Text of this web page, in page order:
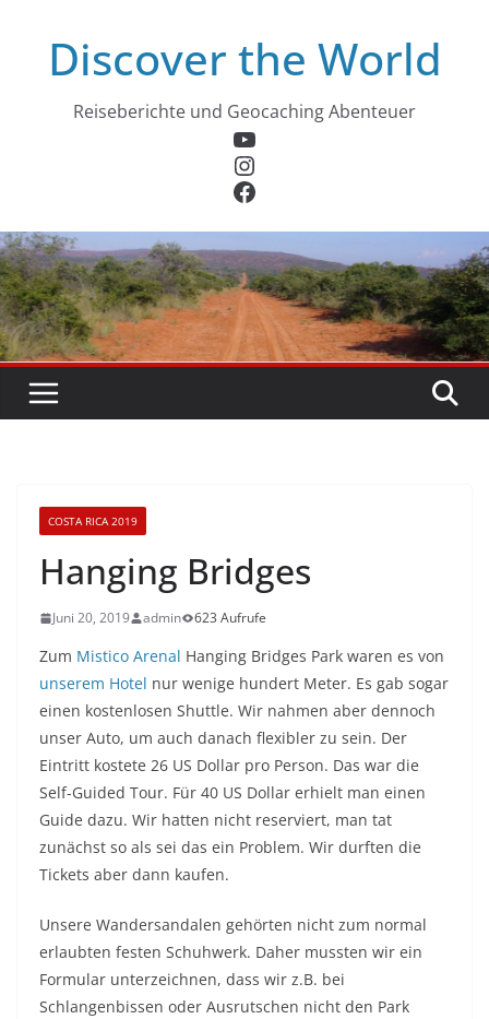
springenDiscover the World
Reiseberichte und Geocaching Abenteuer
YouTube
Instagram
Facebook
COSTA RICA 2019
Hanging Bridges
Juni 20, 2019 admin 623 Aufrufe
Zum Mistico Arenal Hanging Bridges Park waren es von
unserem Hotel nur wenige hundert Meter. Es gab sogar
einen kostenlosen Shuttle. Wir nahmen aber dennoch
unser Auto, um auch danach flexibler zu sein. Der
Eintritt kostete 26 US Dollar pro Person. Das war die
Self-Guided Tour. Für 40 US Dollar erhielt man einen
Guide dazu. Wir hatten nicht reserviert, man tat
zunächst so als sei das ein Problem. Wir durften die
Tickets aber dann kaufen.
Unsere Wandersandalen gehörten nicht zum normal
erlaubten festen Schuhwerk. Daher mussten wir ein
Formular unterzeichnen, dass wir z.B. bei
Schlangenbissen oder Ausrutschen nicht den Park